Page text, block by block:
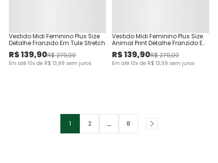
Vestido Midi Feminino Plus Size
Detalhe Franzido Em Tule Stretch
R$139,90R$279,00
Em até 10x de R$ 13,99 sem juros
Vestido Midi Feminino Plus Size
Animal Print Detalhe Franzido Em
Tule Stretch
R$139,90R$279,00
Em até 10x de R$ 13,99 sem juros
1 2 ... 8